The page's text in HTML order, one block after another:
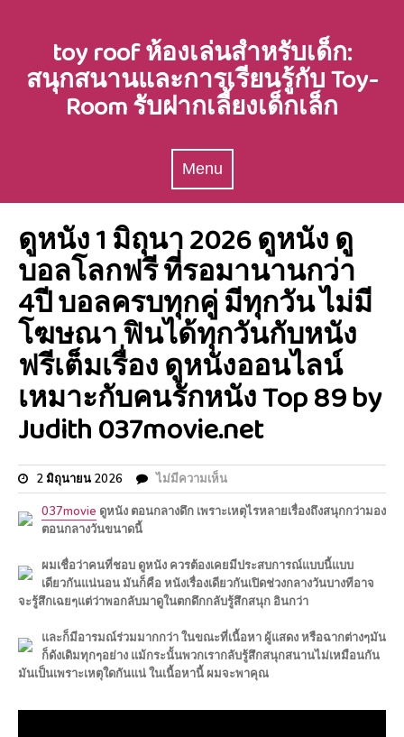
toy roof ห้องเล่นสำหรับเด็ก:
สนุกสนานและการเรียนรู้กับ Toy-
Room รับฝากเลี้ยงเด็กเล็ก
MenuMenu
ดูหนัง 1 มิถุนา 2026 ดูหนัง ดู
บอลโลกฟรี ที่รอมานานกว่า
4ปี บอลครบทุกคู่ มีทุกวัน ไม่มี
โฆษณา ฟินได้ทุกวันกับหนัง
ฟรีเต็มเรื่อง ดูหนังออนไลน์
เหมาะกับคนรักหนัง Top 89 by
Judith 037movie.net
2 มิถุนายน 2026
ไม่มีความเห็น
037movie ดูหนัง ตอนกลางดึก เพราะเหตุไรหลายเรื่องถึงสนุกกว่ามอง
ตอนกลางวันขนาดนี้
ผมเชื่อว่าคนที่ชอบ ดูหนัง ควรต้องเคยมีประสบการณ์แบบนี้แบบ
เดียวกันแน่นอน มันก็คือ หนังเรื่องเดียวกันเปิดช่วงกลางวันบางทีอาจ
จะรู้สึกเฉยๆแต่ว่าพอกลับมาดูในตกดึกกลับรู้สึกสนุก อินกว่า
และก็มีอารมณ์ร่วมมากกว่า ในขณะที่เนื้อหา ผู้แสดง หรือฉากต่างๆมัน
ก็ดังเดิมทุกๆอย่าง แม้กระนั้นพวกเรากลับรู้สึกสนุกสนานไม่เหมือนกัน
มันเป็นเพราะเหตุใดกันแน่ ในเนื้อหานี้ ผมจะพาคุณ